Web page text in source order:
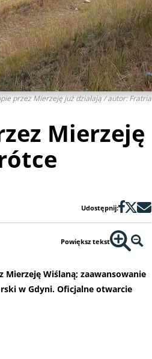
przez Mierzeję już działają / autor: Fratria
Mierzeję
Udostępnij:
Powiększ tekst
Wiślaną; zaawansowanie
w Gdyni. Oficjalne otwarcie